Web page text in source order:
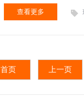
余额宝之类的货
不过相比于数年
在“牛短熊长”的
们一整个月的收
查看更多
首页 上一页